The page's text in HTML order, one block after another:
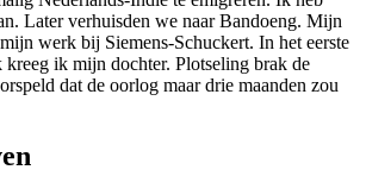
Later verhuisden we naar Bandoeng. Mijn
werk bij Siemens-Schuckert. In het eerste
ik mijn dochter. Plotseling brak de
dat de oorlog maar drie maanden zou